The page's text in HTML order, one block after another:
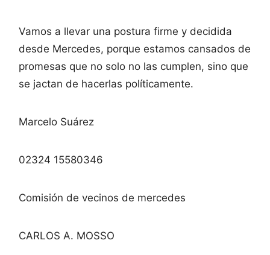
Vamos a llevar una postura firme y decidida
desde Mercedes, porque estamos cansados de
promesas que no solo no las cumplen, sino que
se jactan de hacerlas políticamente.
Marcelo Suárez
02324 15580346
Comisión de vecinos de mercedes
CARLOS A. MOSSO